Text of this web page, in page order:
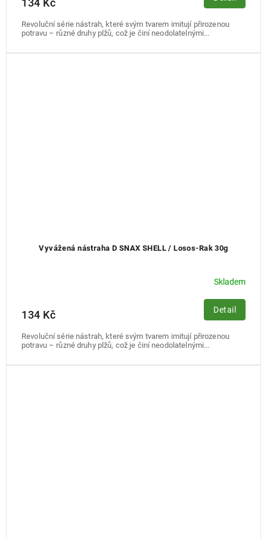
134 Kč
Revoluční série nástrah, které svým tvarem imitují přirozenou
potravu – různé druhy plžů, což je činí neodolatelnými...
Vyvážená nástraha D SNAX SHELL / Losos-Rak 30g
Skladem
134 Kč Detail
Revoluční série nástrah, které svým tvarem imitují přirozenou
potravu – různé druhy plžů, což je činí neodolatelnými...